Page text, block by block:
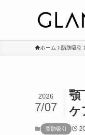
ホーム 脂肪吸引
顎
ケ
2026
7/07
脂肪吸引